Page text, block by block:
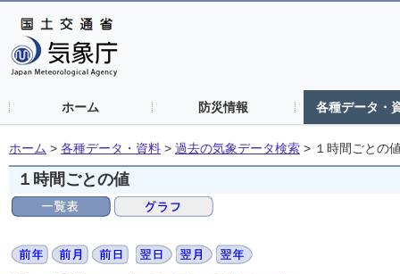
ホーム 防災情報 各種データ・
ホーム > 各種データ・資料 > 過去の気象データ検索 > １時間ごとの
１時間ごとの値